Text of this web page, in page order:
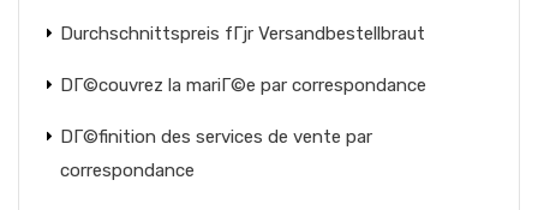
Durchschnittspreis fГјr Versandbestellbraut
DГ©couvrez la mariГ©e par correspondance
DГ©finition des services de vente par
correspondance